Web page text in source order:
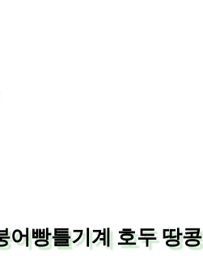
어빵틀기계 호두 땅콩